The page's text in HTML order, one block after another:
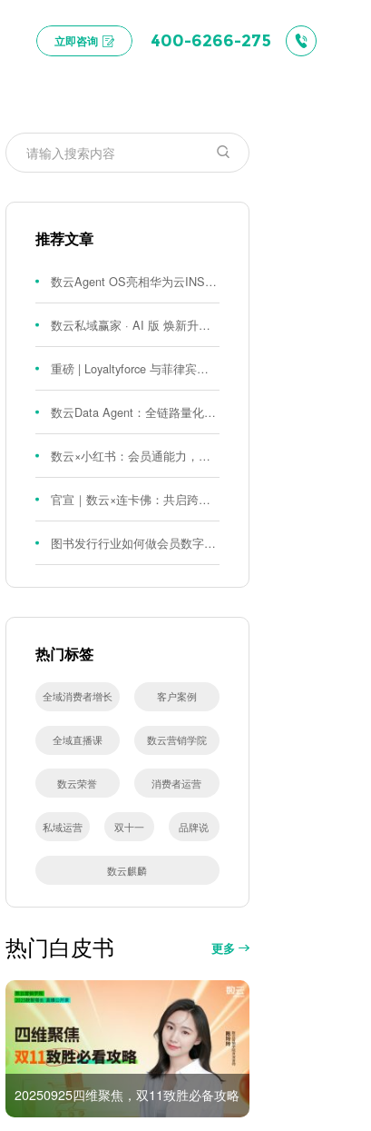
立即咨询 400-6266-275
推荐文章
数云Agent OS亮相华为云INSPIRE创想者大会：以AI重构消费者运营与零售营销新范式
数云私域赢家 · AI 版 焕新升级！
重磅 | Loyaltyforce 与菲律宾零售巨头 SM 集团达成战略合作，携手开启 SMAC 会员数智化运营新征程
数云Data Agent：全链路量化评测体系，炼就零售数据分析精准力
数云×小红书：会员通能力，重磅发布！
官宣｜数云×连卡佛：共启跨境会员运营新征程，重塑消费联结新体验
图书发行行业如何做会员数字化?河南新华书店给打了个样！
热门标签
全域消费者增长 客户案例
全域直播课 数云营销学院
数云荣誉 消费者运营
私域运营 双十一 品牌说
数云麒麟
热门白皮书 更多
20250925四维聚焦，双11致胜必备攻略